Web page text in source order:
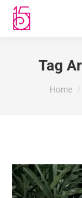
Tag
You
Home